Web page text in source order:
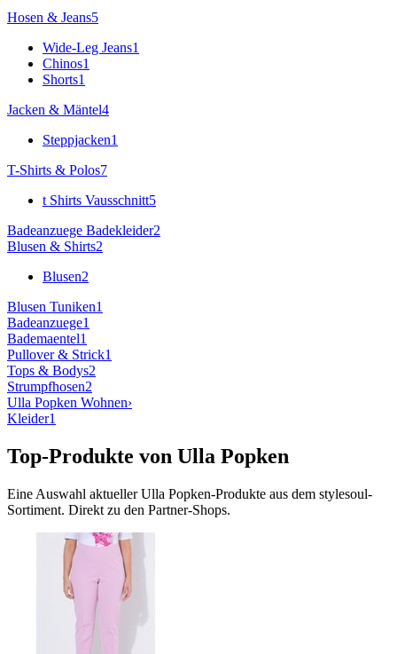
Hosen & Jeans5
Wide-Leg Jeans1
Chinos1
Shorts1
Jacken & Mäntel4
Steppjacken1
T-Shirts & Polos7
t Shirts Vausschnitt5
Badeanzuege Badekleider2
Blusen & Shirts2
Blusen2
Blusen Tuniken1
Badeanzuege1
Bademaentel1
Pullover & Strick1
Tops & Bodys2
Strumpfhosen2
Ulla Popken Wohnen›
Kleider1
Top-Produkte von Ulla Popken
Eine Auswahl aktuellerUlla Popken-Produkte aus dem stylesoul-
Sortiment. Direkt zu den Partner-Shops.